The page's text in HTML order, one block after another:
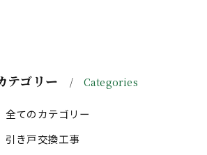
テゴリー Categories
全てのカテゴリー
引き戸交換工事